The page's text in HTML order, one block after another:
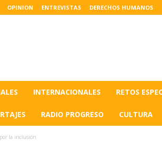
OPINION ENTREVISTAS DERECHOS HUMANOS
INTERNACIONALES RETOS
RADIO PROGRESO CULTURA
la inclusion